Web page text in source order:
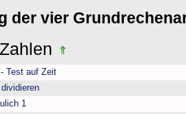
der vier
Test auf Zeit
1